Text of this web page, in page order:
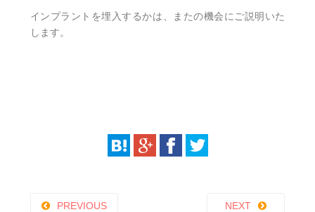
インプラントを埋入するかは、またの機会にご説明いた
します。
PREVIOUS NEXT